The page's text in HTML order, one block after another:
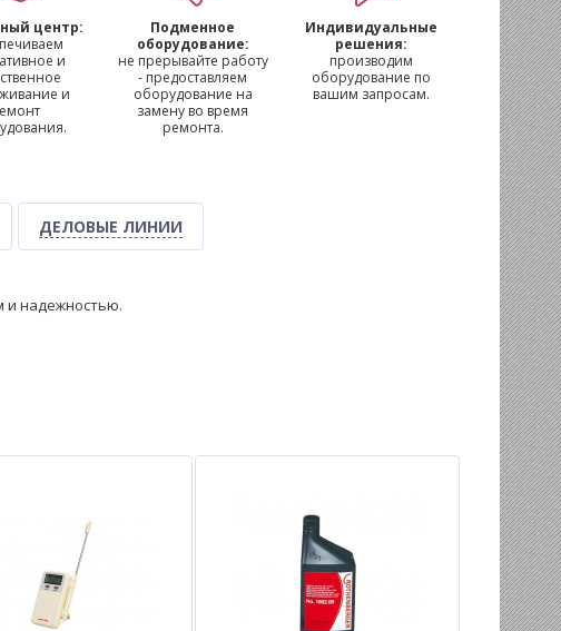
центр:
и
и
Подменное
оборудование:
не прерывайте работу
- предоставляем
оборудование на
замену во время
ремонта.
Индивидуальные
решения:
производим
оборудование по
вашим запросам.
ДЕЛОВЫЕ ЛИНИИ
и надежностью.